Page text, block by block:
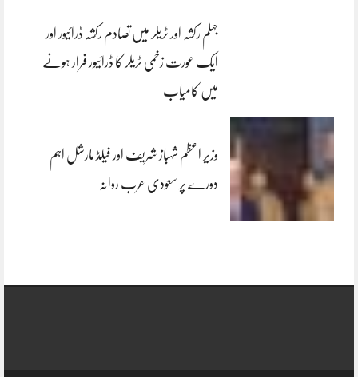
جہلم رکشہ اور ٹریلر میں تصادم رکشہ ڈرائیور اور
ایک عورت زخمی ٹریلر کا ڈرائیور فرار ہونے
میں کامیاب
وزیر اعظم شہباز شریف اور فیلڈ مارشل اہم
دورے پر سعودی عرب روانہ